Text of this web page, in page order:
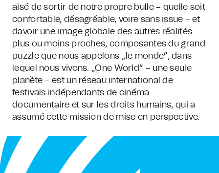
aisé de sortir de notre propre bulle – quelle soit
confortable, désagréable, voire sans issue – et
davoir une image globale des autres réalités
plus ou moins proches, composantes du grand
puzzle que nous appelons „le monde”, dans
lequel nous vivons. „One World” – une seule
planète – est un réseau international de
festivals indépendants de cinéma
documentaire et sur les droits humains, qui a
assumé cette mission de mise en perspective.